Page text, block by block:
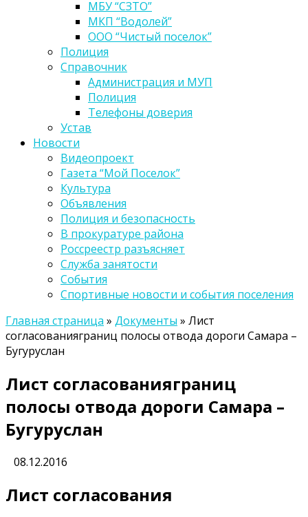
МБУ “СЗТО”
МКП “Водолей”
ООО “Чистый поселок”
Полиция
Справочник
Администрация и МУП
Полиция
Телефоны доверия
Устав
Новости
Видеопроект
Газета “Мой Поселок”
Культура
Объявления
Полиция и безопасность
В прокуратуре района
Россреестр разъясняет
Служба занятости
События
Спортивные новости и события поселения
Главная страница » Документы » Лист
согласованияграниц полосы отвода дороги Самара –
Бугуруслан
Лист согласованияграниц
полосы отвода дороги Самара –
Бугуруслан
08.12.2016
Лист согласования